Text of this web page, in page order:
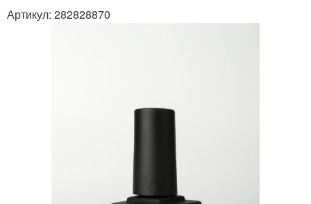
Артикул: 282828870